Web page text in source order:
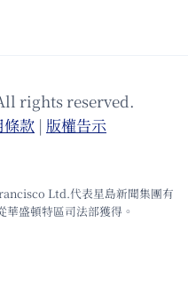
rights reserved.
條款 | 版權告⽰
Ltd.代表星島新聞集團有
盛頓特區司法部獲得。